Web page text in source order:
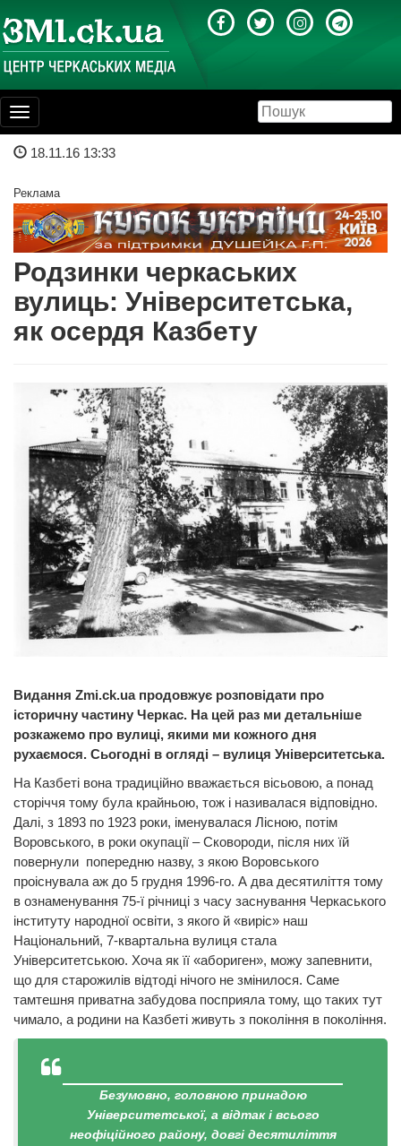
Toggle
navigation
18.11.16 13:33
Реклама
Родзинки черкаських
вулиць: Університетська,
як осердя Казбету
Видання Zmi.ck.ua продовжує розповідати про
історичну частину Черкас. На цей раз ми детальніше
розкажемо про вулиці, якими ми кожного дня
рухаємося. Сьогодні в огляді – вулиця Університетська.
На Казбеті вона традиційно вважається вісьовою, а понад
сторіччя тому була крайньою, тож і називалася відповідно.
Далі, з 1893 по 1923 роки, іменувалася Лісною, потім
Воровського, в роки окупації – Сковороди, після них їй
повернули попередню назву, з якою Воровського
проіснувала аж до 5 грудня 1996-го. А два десятиліття тому
в ознаменування 75-ї річниці з часу заснування Черкаського
інституту народної освіти, з якого й «виріс» наш
Національний, 7-квартальна вулиця стала
Університетською. Хоча як її «абориген», можу запевнити,
що для старожилів відтоді нічого не змінилося. Саме
тамтешня приватна забудова посприяла тому, що таких тут
чимало, а родини на Казбеті живуть з покоління в покоління.
Безумовно, головною принадою
Університетської, а відтак і всього
неофіційного району, довгі десятиліття